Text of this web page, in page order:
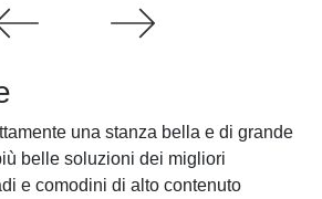
una stanza bella e di grande
belle soluzioni dei migliori
e comodini di alto contenuto